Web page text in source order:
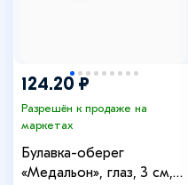
124.20 ₽
Разрешён к продаже на
маркетах
Булавка-оберег
«Медальон», глаз, 3 см,